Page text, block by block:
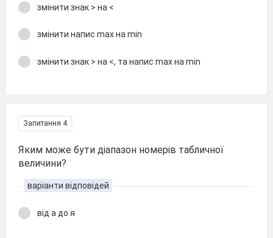
змінити знак > на <
змінити напис max на min
змінити знак > на <, та напис max на min
Запитання 4
Яким може бути діапазон номерів табличної
величини?
варіанти відповідей
від а до я